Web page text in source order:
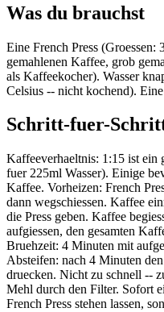
Was du brauchst
Eine French Press
gemahlenen Kaffee, grob
als Kaffeekocher). Wasser
Celsius -- nicht kochend).
Schritt-fuer-
Kaffeeverhaeltnis: 1:15 ist ein
fuer 225ml Wasser). Einige
Kaffee. Vorheizen: French
dann wegschiessen. Kaffee
die Press geben. Kaffee
aufgiessen, den gesamten
Bruehzeit: 4 Minuten mit
Absteifen: nach 4 Minuten
druecken. Nicht zu schnell --
Mehl durch den Filter. Sofort
French Press stehen lassen,